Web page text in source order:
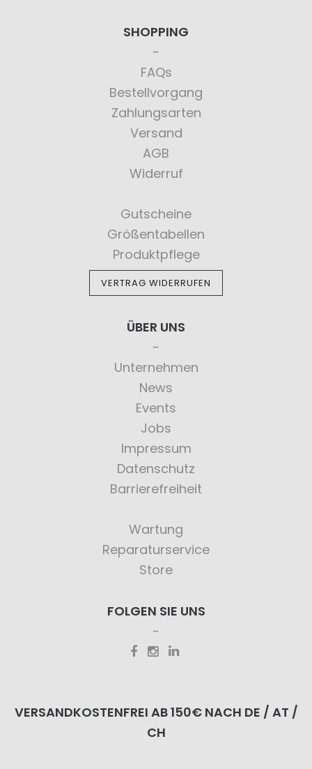
SHOPPING
FAQs
Bestellvorgang
Zahlungsarten
Versand
AGB
Widerruf
Gutscheine
Größentabellen
Produktpflege
VERTRAG WIDERRUFEN
ÜBER UNS
Unternehmen
News
Events
Jobs
Impressum
Datenschutz
Barrierefreiheit
Wartung
Reparaturservice
Store
FOLGEN SIE UNS
VERSANDKOSTENFREI AB 150€ NACH DE / AT /
CH